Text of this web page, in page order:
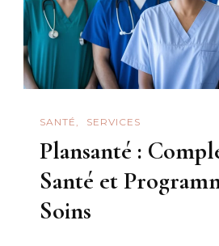
SANTÉ SERVICES
Plansanté :
Santé et
Soins